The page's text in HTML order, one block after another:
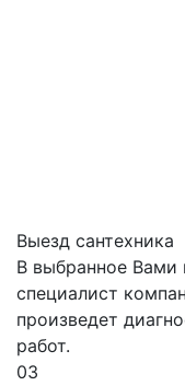
Выезд сантехника
В выбранное Вами
специалист
произведет
работ.
03